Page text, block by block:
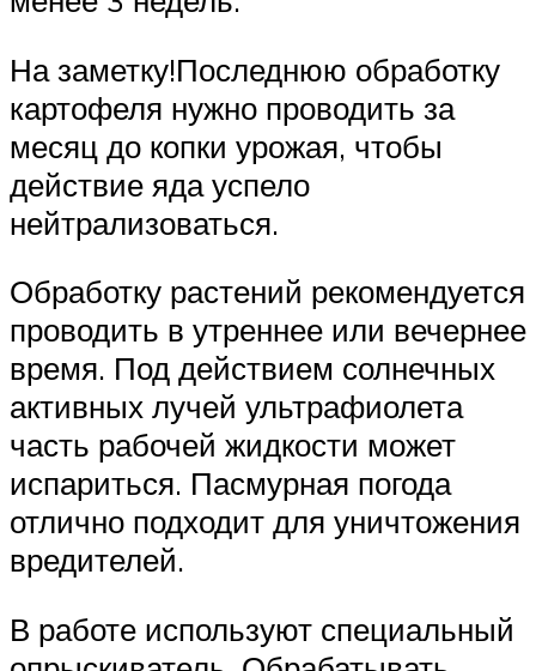
На заметку!Последнюю обработку
картофеля нужно проводить за
месяц до копки урожая, чтобы
действие яда успело
нейтрализоваться.
Обработку растений рекомендуется
проводить в утреннее или вечернее
время. Под действием солнечных
активных лучей ультрафиолета
часть рабочей жидкости может
испариться. Пасмурная погода
отлично подходит для уничтожения
вредителей.
В работе используют специальный